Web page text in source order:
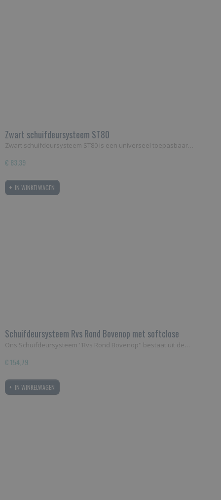
Zwart schuifdeursysteem ST80
Zwart schuifdeursysteem ST80 is een universeel toepasbaar…
€ 83,39
IN WINKELWAGEN
Schuifdeursysteem Rvs Rond Bovenop met softclose
mechanisme
Ons Schuifdeursysteem ''Rvs Rond Bovenop'' bestaat uit de…
€ 154,79
IN WINKELWAGEN